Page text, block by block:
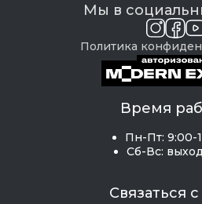
Рестораны и
предлагается
кондитерские изделия.
Витрина вертикальная
показывать всё
с боков, благодаря
и боковых стенок,
Её характеристиками
Мы в
Политика
Время
Пн-Пт: 9:00-
Сб-Вс:
Связаться